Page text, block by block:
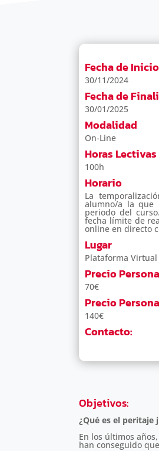
Fecha de Inicio
30/11/2024
Fecha de
30/01/2025
Modalidad
On-Line
Horas Lectivas
100h
Horario
La
alumno/a la que
periodo del
fecha límite de
online en directo
Lugar
Plataforma Virtual
Precio
70€
Precio
140€
Contacto:
Objetivos:
¿Qué es el peritaje
En los últimos
han conseguido